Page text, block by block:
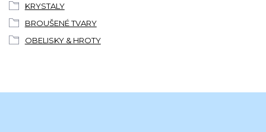
KRYSTALY
BROUŠENÉ TVARY
OBELISKY & HROTY